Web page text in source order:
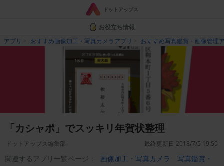
ドットアップス
お役立ち情報
アプリ
おすすめ画像加工・写真カメラアプリ おすすめ写真鑑賞・画像管理
「カシャポ」でスッキリ年賀状整理
ドットアップス編集部 最終更新日 2018/7/5 19:50
関連するアプリ一覧ページ： 画像加工・写真カメラ
写真鑑賞・